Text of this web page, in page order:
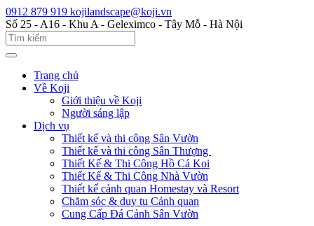
0912 879 919 kojilandscape@koji.vn
Số 25 - A16 - Khu A - Geleximco - Tây Mỗ - Hà Nội
Trang chủ
Về Koji
Giới thiệu về Koji
Người sáng lập
Dịch vụ
Thiết kế và thi công Sân Vườn
Thiết kế và thi công Sân Thượng
Thiết Kế & Thi Công Hồ Cá Koi
Thiết Kế & Thi Công Nhà Vườn
Thiết kế cảnh quan Homestay và Resort
Chăm sóc & duy tu Cảnh quan
Cung Cấp Đá Cảnh Sân Vườn